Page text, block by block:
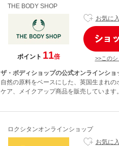
THE BODY SHOP
ポイント 11倍
お気に
>>この
ザ・ボディショップの公式オンラインショ
自然の原料をベースにした、英国生まれの
ケア、メイクアップ商品を販売しています
ロクシタンオンラインショップ
お気に